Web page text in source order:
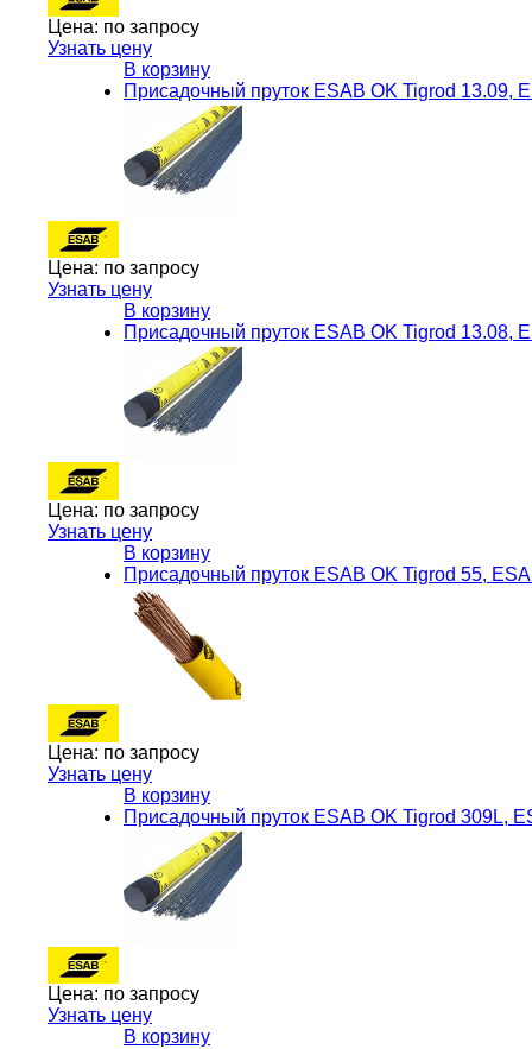
Цена: по запросу
Узнать цену
В корзину
Присадочный пруток ESAB OK Tigrod 13.09,
Цена: по запросу
Узнать цену
В корзину
Присадочный пруток ESAB OK Tigrod 13.08,
Цена: по запросу
Узнать цену
В корзину
Присадочный пруток ESAB OK Tigrod 55,
Цена: по запросу
Узнать цену
В корзину
Присадочный пруток ESAB OK Tigrod 309L,
Цена: по запросу
Узнать цену
В корзину